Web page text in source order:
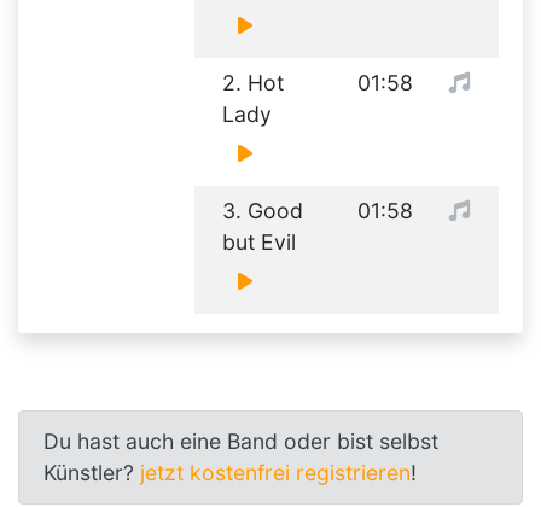
2. Hot
Lady
01:58
3. Good
but Evil
01:58
Du hast auch eine Band oder bist selbst
Künstler? jetzt kostenfrei registrieren!